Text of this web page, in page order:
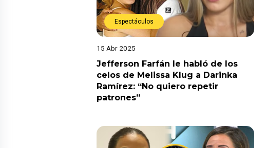
Espectáculos
15 Abr 2025
Jefferson Farfán le habló de los
celos de Melissa Klug a Darinka
Ramírez: “No quiero repetir
patrones”